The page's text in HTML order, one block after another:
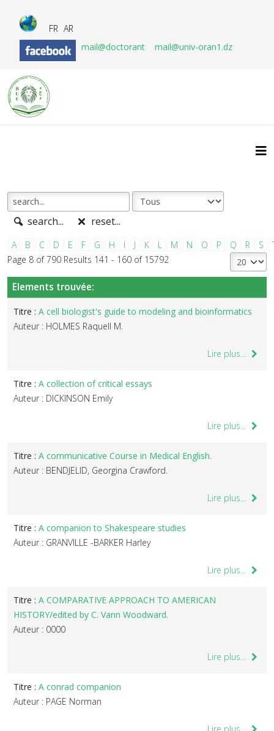
FR AR
mail@doctorant
mail@univ-oran1.dz
search... reset...
A B C D E F G H I J K L M N O P Q R S
Page 8 of 790 Results 141 - 160 of 15792
Elements trouvée:
Titre : A cell biologist's guide to modeling and bioinformatics
Auteur : HOLMES Raquell M.
Lire plus...
Titre : A collection of critical essays
Auteur : DICKINSON Emily
Lire plus...
Titre : A communicative Course in Medical English.
Auteur : BENDJELID, Georgina Crawford.
Lire plus...
Titre : A companion to Shakespeare studies
Auteur : GRANVILLE -BARKER Harley
Lire plus...
Titre : A COMPARATIVE APPROACH TO AMERICAN
HISTORY/edited by C. Vann Woodward.
Auteur : 0000
Lire plus...
Titre : A conrad companion
Auteur : PAGE Norman